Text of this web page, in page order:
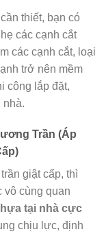
thiết, bạn có
các cạnh cắt
các cạnh cắt, loại
trở nên mềm
công lắp đặt,
nhà.
Trần (Áp
giật cấp, thì
cùng quan
tại nhà cực
chịu lực, định